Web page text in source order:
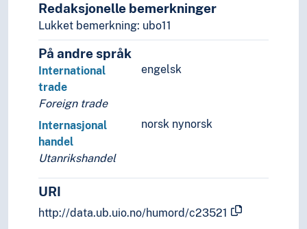
Redaksjonelle bemerkninger
Lukket bemerkning: ubo11
På andre språk
engelsk
International
trade
Foreign trade
norsk nynorsk
Internasjonal
handel
Utanrikshandel
URI
http://data.ub.uio.no/humord/c23521